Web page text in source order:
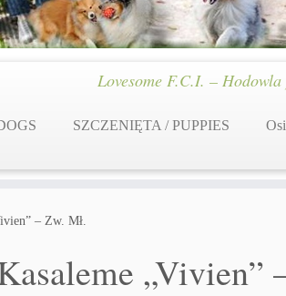
Lovesome F.C.I. –
SZCZENIĘTA / PUPPIES
– Zw. Mł.
„Vivien”